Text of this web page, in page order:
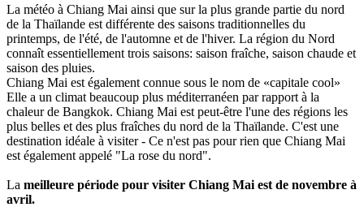
La météo à Chiang Mai ainsi que sur la plus grande partie du nord
de la Thaïlande est différente des saisons traditionnelles du
printemps, de l'été, de l'automne et de l'hiver. La région du Nord
connaît essentiellement trois saisons: saison fraîche, saison chaude et
saison des pluies.
Chiang Mai est également connue sous le nom de «capitale cool»
Elle a un climat beaucoup plus méditerranéen par rapport à la
chaleur de Bangkok. Chiang Mai est peut-être l'une des régions les
plus belles et des plus fraîches du nord de la Thaïlande. C'est une
destination idéale à visiter - Ce n'est pas pour rien que Chiang Mai
est également appelé "La rose du nord".
La meilleure période pour visiter Chiang Mai est de novembre à
avril.